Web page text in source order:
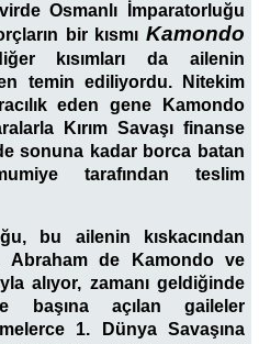
Osmanlı İmparatorluğu
bir kısmı Kamondo
kısımları da ailenin
temin ediliyordu. Nitekim
eden gene Kamondo
Kırım Savaşı finanse
sonuna kadar borca batan
tarafından teslim
bu ailenin kıskacından
Abraham de Kamondo ve
alıyor, zamanı geldiğinde
başına açılan gaileler
1. Dünya Savaşına